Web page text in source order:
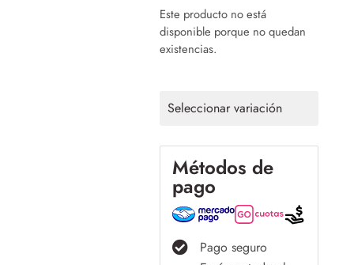
Este producto no está
disponible porque no quedan
existencias.
Seleccionar variación
Métodos de
pago
Pago seguro